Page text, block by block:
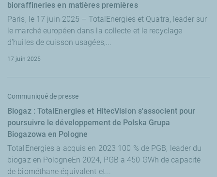
bioraffineries en matières premières
Paris, le 17 juin 2025 – TotalEnergies et Quatra, leader sur
le marché européen dans la collecte et le recyclage
d’huiles de cuisson usagées,...
17 juin 2025
Biogaz : TotalEnergies et HitecVision s'associent pour
poursuivre le développement de Polska Grupa
Biogazowa en Pologne
Communiqué de presse
TotalEnergies a acquis en 2023 100 % de PGB, leader du
biogaz en PologneEn 2024, PGB a 450 GWh de capacité
de biométhane équivalent et...